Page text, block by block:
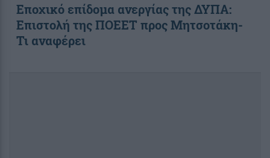
Εποχικό επίδομα ανεργίας της ΔΥΠΑ:
Επιστολή της ΠΟΕΕΤ προς Μητσοτάκη-
Τι αναφέρει